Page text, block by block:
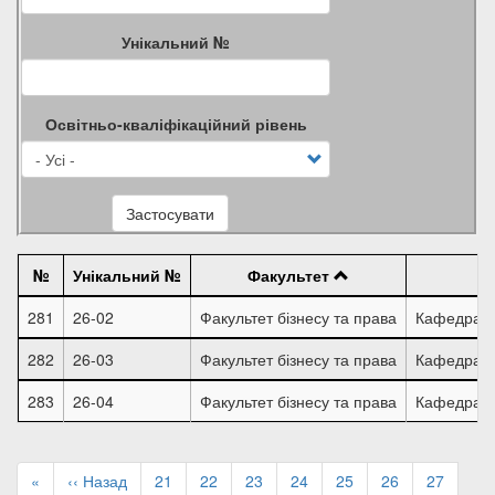
Унікальний №
Освітньо-кваліфікаційний рівень
Застосувати
№ Унікальний № Факультет
281
26-02 Факультет бізнесу та права
Кафедра
282
26-03 Факультет бізнесу та права
Кафедра
283
26-04 Факультет бізнесу та права Кафедра
Розбивка
на
Перша
«
Попередня
‹‹ Назад Page
21 Page
22 Page
23 Page
24 Page
25 Page
26 Page
27